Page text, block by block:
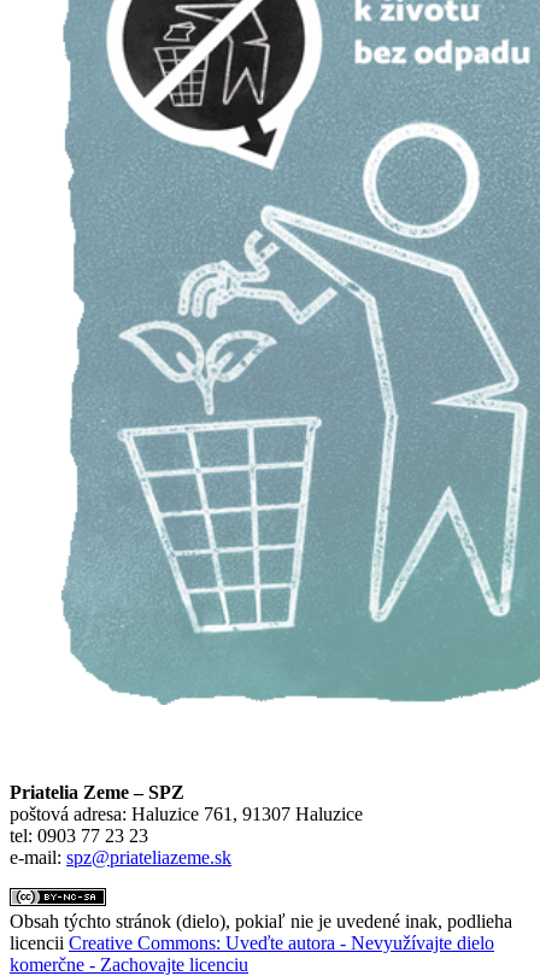
Priatelia Zeme – SPZ
poštová adresa: Haluzice 761, 91307 Haluzice
tel: 0903 77 23 23
e-mail: spz@priateliazeme.sk
Obsah týchto stránok (dielo), pokiaľ nie je uvedené inak, podlieha
licencii Creative Commons: Uveďte autora - Nevyužívajte dielo
komerčne - Zachovajte licenciu